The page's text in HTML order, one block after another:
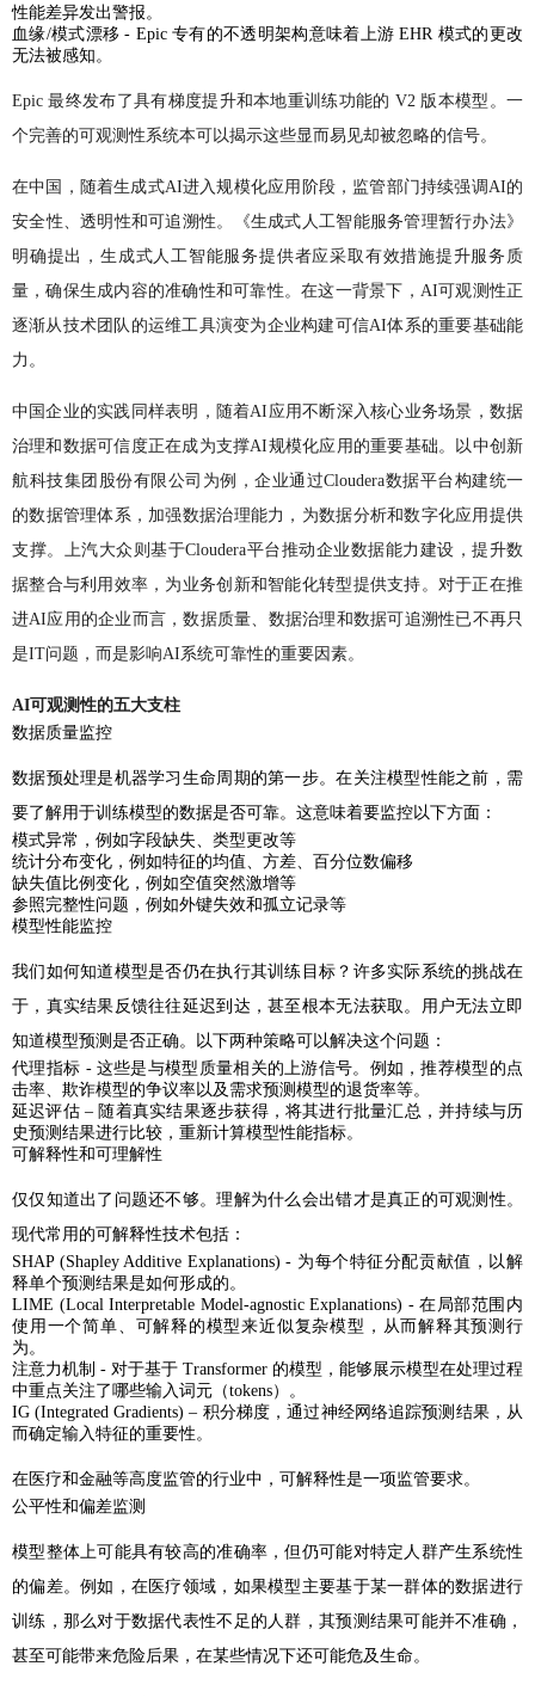
性能差异发出警报。
血缘/模式漂移 - Epic 专有的不透明架构意味着上游 EHR 模式的更改
无法被感知。
Epic 最终发布了具有梯度提升和本地重训练功能的 V2 版本模型。一
个完善的可观测性系统本可以揭示这些显而易见却被忽略的信号。
在中国，随着生成式AI进入规模化应用阶段，监管部门持续强调AI的
安全性、透明性和可追溯性。《生成式人工智能服务管理暂行办法》
明确提出，生成式人工智能服务提供者应采取有效措施提升服务质
量，确保生成内容的准确性和可靠性。在这一背景下，AI可观测性正
逐渐从技术团队的运维工具演变为企业构建可信AI体系的重要基础能
力。
中国企业的实践同样表明，随着AI应用不断深入核心业务场景，数据
治理和数据可信度正在成为支撑AI规模化应用的重要基础。以中创新
航科技集团股份有限公司为例，企业通过Cloudera数据平台构建统一
的数据管理体系，加强数据治理能力，为数据分析和数字化应用提供
支撑。上汽大众则基于Cloudera平台推动企业数据能力建设，提升数
据整合与利用效率，为业务创新和智能化转型提供支持。对于正在推
进AI应用的企业而言，数据质量、数据治理和数据可追溯性已不再只
是IT问题，而是影响AI系统可靠性的重要因素。
AI可观测性的五大支柱
数据质量监控
数据预处理是机器学习生命周期的第一步。在关注模型性能之前，需
要了解用于训练模型的数据是否可靠。这意味着要监控以下方面：
模式异常，例如字段缺失、类型更改等
统计分布变化，例如特征的均值、方差、百分位数偏移
缺失值比例变化，例如空值突然激增等
参照完整性问题，例如外键失效和孤立记录等
模型性能监控
我们如何知道模型是否仍在执行其训练目标？许多实际系统的挑战在
于，真实结果反馈往往延迟到达，甚至根本无法获取。用户无法立即
知道模型预测是否正确。以下两种策略可以解决这个问题：
代理指标 - 这些是与模型质量相关的上游信号。例如，推荐模型的点
击率、欺诈模型的争议率以及需求预测模型的退货率等。
延迟评估 – 随着真实结果逐步获得，将其进行批量汇总，并持续与历
史预测结果进行比较，重新计算模型性能指标。
可解释性和可理解性
仅仅知道出了问题还不够。理解为什么会出错才是真正的可观测性。
现代常用的可解释性技术包括：
SHAP (Shapley Additive Explanations) - 为每个特征分配贡献值，以解
释单个预测结果是如何形成的。
LIME (Local Interpretable Model-agnostic Explanations) - 在局部范围内
使用一个简单、可解释的模型来近似复杂模型，从而解释其预测行
为。
注意力机制 - 对于基于 Transformer 的模型，能够展示模型在处理过程
中重点关注了哪些输入词元（tokens）。
IG (Integrated Gradients) – 积分梯度，通过神经网络追踪预测结果，从
而确定输入特征的重要性。
在医疗和金融等高度监管的行业中，可解释性是一项监管要求。
公平性和偏差监测
模型整体上可能具有较高的准确率，但仍可能对特定人群产生系统性
的偏差。例如，在医疗领域，如果模型主要基于某一群体的数据进行
训练，那么对于数据代表性不足的人群，其预测结果可能并不准确，
甚至可能带来危险后果，在某些情况下还可能危及生命。